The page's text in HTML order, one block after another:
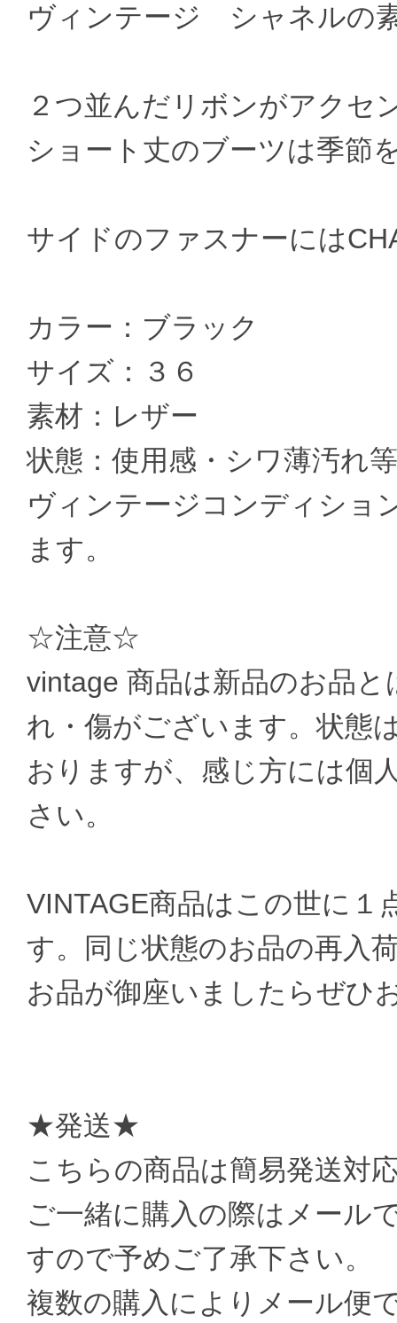
ヴィンテージ シャネルの
２つ並んだリボンがアクセ
ショート丈のブーツは季節
サイドのファスナーには
カラー：ブラック
サイズ：３６
素材：レザー
状態：使用感・シワ薄汚れ
ヴィンテージコンディショ
ます。
☆注意☆
vintage 商品は新品のお品
れ・傷がございます。状態
おりますが、感じ方には個
さい。
VINTAGE商品はこの世に１
す。同じ状態のお品の再入
お品が御座いましたらぜひ
★発送★
こちらの商品は簡易発送対
ご一緒に購入の際はメール
すので予めご了承下さい。
複数の購入によりメール便